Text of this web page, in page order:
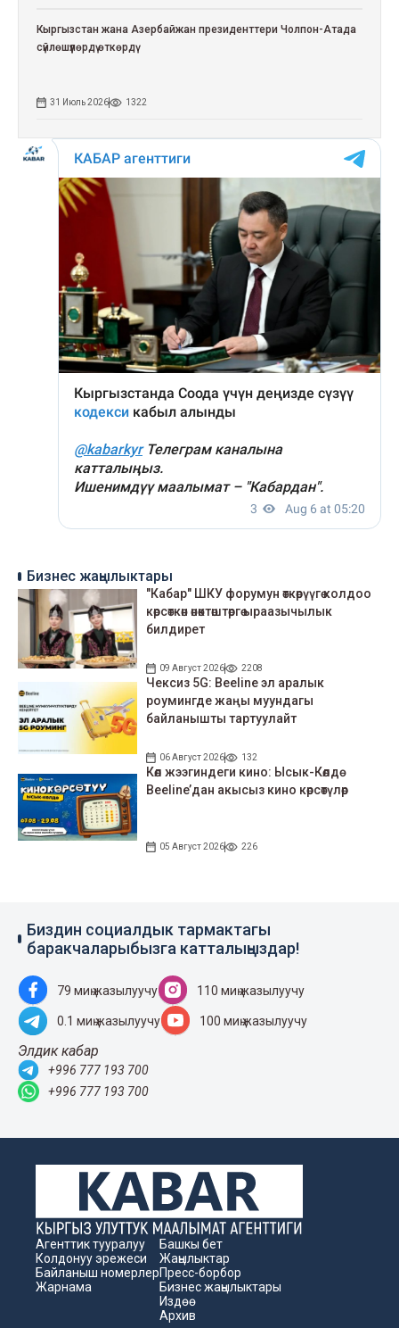
Кыргызстан жана Азербайжан президенттери Чолпон-Атада
сүйлөшүүлөрдү өткөрдү
31 Июль 2026 1322
Бизнес жаңылыктары
"Кабар" ШКУ форумун өткөрүүгө колдоо
көрсөткөн өнөктөштөргө ыраазычылык
билдирет
09 Август 2026 2208
Чексиз 5G: Beeline эл аралык
роумингде жаңы муундагы
байланышты тартуулайт
06 Август 2026 132
Көл жээгиндеги кино: Ысык-Көлдө
Beeline’дан акысыз кино көрсөтүлөр
05 Август 2026 226
Биздин социалдык тармактагы
баракчаларыбызга катталыңыздар!
79 миң жазылуучу 110 миң жазылуучу
0.1 миң жазылуучу 100 миң жазылуучу
Элдик кабар
+996 777 193 700
+996 777 193 700
Агенттик тууралуу
Колдонуу эрежеси
Байланыш номерлер
Жарнама
Башкы бет
Жаңылыктар
Пресс-борбор
Бизнес жаңылыктары
Издөө
Архив